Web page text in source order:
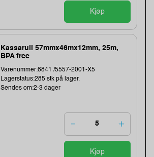
Kjøp
Kassarull 57mmx46mx12mm, 25m,
BPA free
Varenummer:8841 /5557-2001-X5
Lagerstatus:285 stk på lager.
Sendes om:2-3 dager
Kjøp